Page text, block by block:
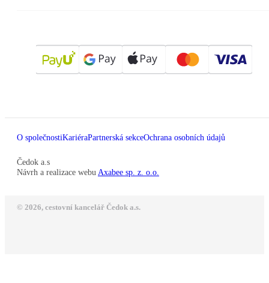
O společnostiKariéraPartnerská sekceOchrana osobních údajů
Čedok a.s
Návrh a realizace webu Axabee sp. z. o.o.
© 2026, cestovní kancelář Čedok a.s.